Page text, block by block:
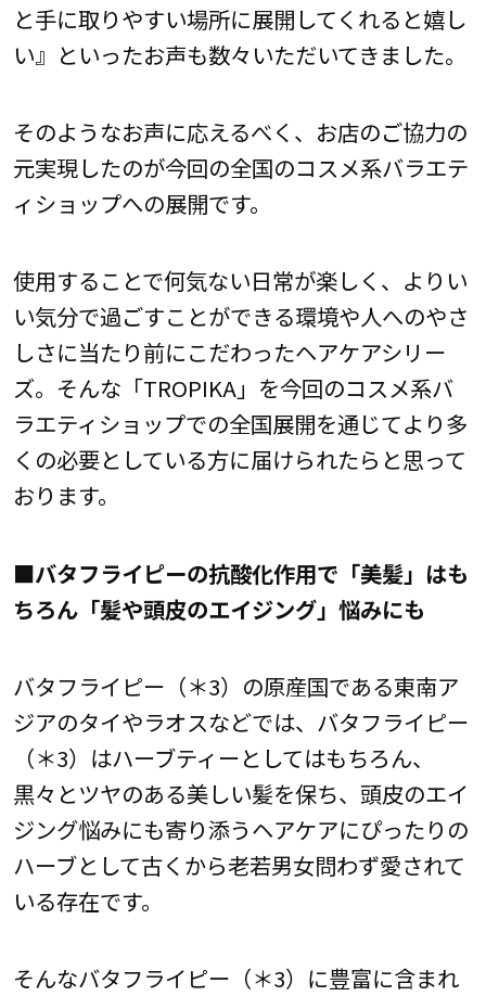
と手に取りやすい場所に展開してくれると嬉し
い』といったお声も数々いただいてきました。
そのようなお声に応えるべく、お店のご協力の
元実現したのが今回の全国のコスメ系バラエテ
ィショップへの展開です。
使用することで何気ない日常が楽しく、よりい
い気分で過ごすことができる環境や人へのやさ
しさに当たり前にこだわったヘアケアシリー
ズ。そんな「TROPIKA」を今回のコスメ系バ
ラエティショップでの全国展開を通じてより多
くの必要としている方に届けられたらと思って
おります。
■バタフライピーの抗酸化作用で「美髪」はも
ちろん「髪や頭皮のエイジング」悩みにも
バタフライピー（＊3）の原産国である東南ア
ジアのタイやラオスなどでは、バタフライピー
（＊3）はハーブティーとしてはもちろん、
黒々とツヤのある美しい髪を保ち、頭皮のエイ
ジング悩みにも寄り添うヘアケアにぴったりの
ハーブとして古くから老若男女問わず愛されて
いる存在です。
そんなバタフライピー（＊3）に豊富に含まれ